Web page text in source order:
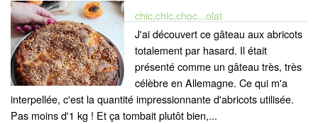
chic,chic,choc...olat
J'ai découvert ce gâteau aux abricots
totalement par hasard. Il était
présenté comme un gâteau très, très
célèbre en Allemagne. Ce qui m'a
interpellée, c'est la quantité impressionnante d'abricots utilisée.
Pas moins d'1 kg ! Et ça tombait plutôt bien,...